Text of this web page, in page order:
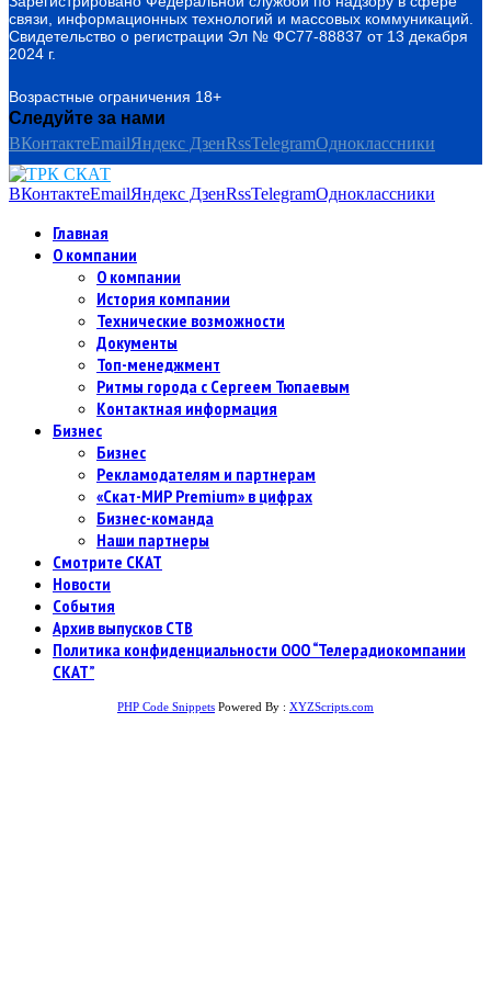
связи, информационных технологий и массовых коммуникаций.
Свидетельство о регистрации Эл № ФС77-88837 от 13 декабря
2024 г.
Возрастные ограничения 18+
Следуйте за нами
ВКонтактеEmailЯндекс ДзенRssTelegramОдноклассники
ВКонтактеEmailЯндекс ДзенRssTelegramОдноклассники
Главная
О компании
О компании
История компании
Технические возможности
Документы
Топ-менеджмент
Ритмы города с Сергеем Тюпаевым
Контактная информация
Бизнес
Бизнес
Рекламодателям и партнерам
«Скат-МИР Premium» в цифрах
Бизнес-команда
Наши партнеры
Смотрите СКАТ
Новости
События
Архив выпусков СТВ
Политика конфиденциальности ООО “Телерадиокомпании
СКАТ”
PHP Code Snippets Powered By : XYZScripts.com